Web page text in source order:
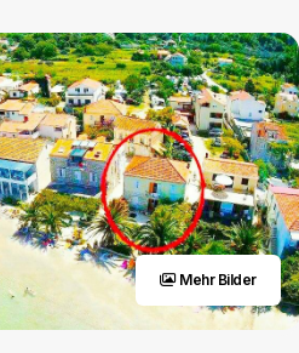
Mehr Bilder